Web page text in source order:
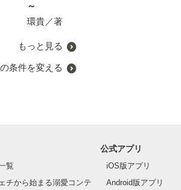
～
環貴／著
もっと見る
条件を変える
覧
チから始まる溺愛コンテ
公式アプリ
iOS版アプリ
Android版アプリ